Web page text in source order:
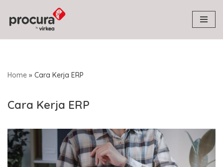
Skip
to
Home » Cara Kerja ERP
Cara Kerja ERP